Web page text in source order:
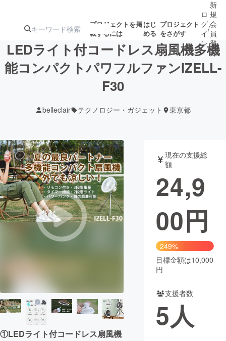
プロジェクトを掲
載するには
はじ
める
プロジェクト
をさがす
注目の新着プロ募集終了が近いプ
テクノロジー・ガジェット
映像・映画 書籍・雑誌
ビジネス・起業 チャレンジ
CAMPFIRE for Social Good
CAMPFIRE Creation
CAMPFIREふるさと納税machi-ya コミュニティ
ロ
グ
イ
ン
/
新
規
会
員
登
録
LEDライト付コードレス扇風機多機
能コンパクトパワフルファンIZELL-
F30
belleclair テクノロジー・ガジェット 東京都
①LEDライト付コードレス扇風機
現在の支援総
額
24,9
00円
249%
目標金額は10,000
円
支援者数
5人